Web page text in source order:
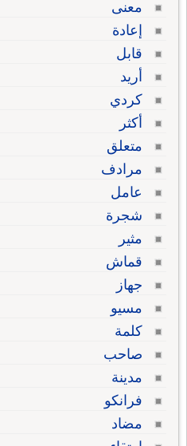
معنى
إعادة
قابل
أريد
كردي
أكثر
متعلق
مرادف
عامل
شجرة
مثير
قماش
جهاز
مسيو
كلمة
صاحب
مدينة
فرانكو
مضاد